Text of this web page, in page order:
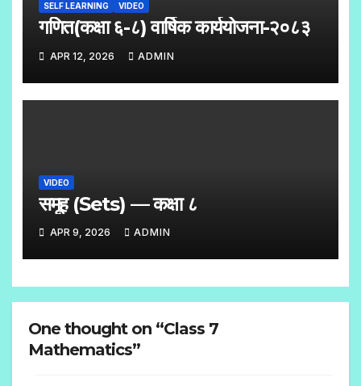
SELF LEARNING VIDEO
गणित(कक्षा ६-८) वार्षिक कार्ययोजना-२०८३
APR 12, 2026 ADMIN
VIDEO
समूह (Sets) — कक्षा ८
APR 9, 2026 ADMIN
One thought on “Class 7
Mathematics”